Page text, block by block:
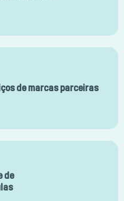
de marcas parceiras
de